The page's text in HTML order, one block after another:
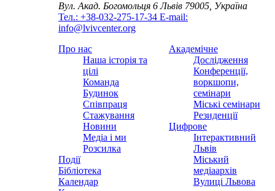
Вул. Акад. Богомольця 6Львів 79005, Україна
Тел.: +38-032-275-17-34 E-mail:
info@lvivcenter.org
Про нас
Наша історія та
цілі
Команда
Будинок
Співпраця
Стажування
Новини
Медіа і ми
Розсилка
Події
Бібліотека
Календар
Академічне
Дослідження
Конференції,
воркшопи,
семінари
Міські семінари
Резиденції
Цифрове
Інтерактивний
Львів
Міський
медіаархів
Вулиці Львова